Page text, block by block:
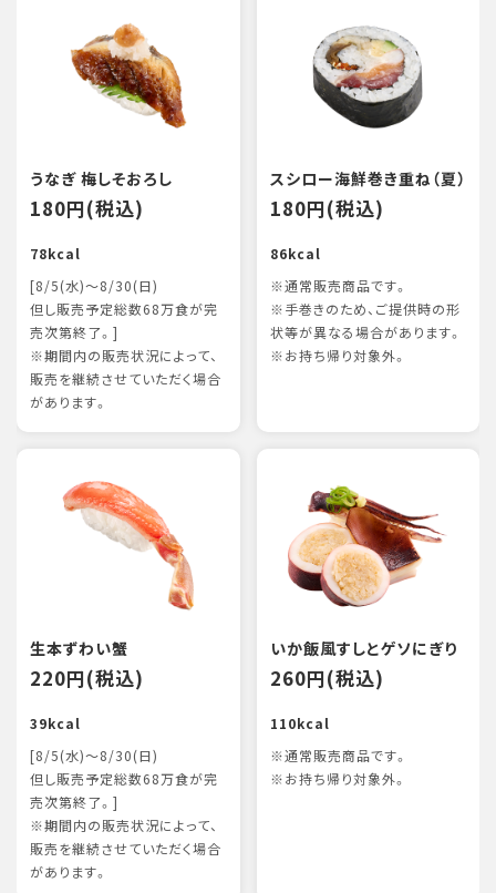
うなぎ 梅しそおろし
180円(税込)
78kcal
[8/5(水)～8/30(日)
但し販売予定総数68万食が完
売次第終了。]
※期間内の販売状況によって、
販売を継続させていただく場合
があります。
スシロー海鮮巻き重ね（夏）
180円(税込)
86kcal
※通常販売商品です。
※手巻きのため、ご提供時の形
状等が異なる場合があります。
※お持ち帰り対象外。
生本ずわい蟹
220円(税込)
39kcal
[8/5(水)～8/30(日)
但し販売予定総数68万食が完
売次第終了。]
※期間内の販売状況によって、
販売を継続させていただく場合
があります。
いか飯風すしとゲソにぎり
260円(税込)
110kcal
※通常販売商品です。
※お持ち帰り対象外。